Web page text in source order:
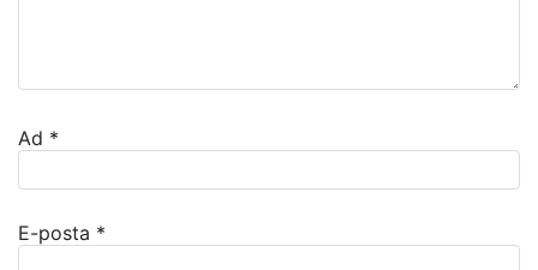
Ad *
E-posta *